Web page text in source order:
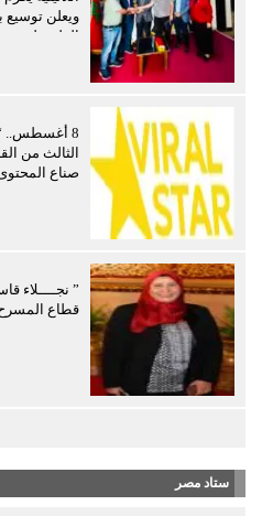
ويعلن توسيع
الفلسطينيين
الثالث من
صناع
” نجــــلاء
قطاع
ستاد مصر